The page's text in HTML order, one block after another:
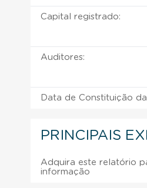
Capital registrado:
Auditores:
Data de Constituição
PRINCIPAIS
Adquira este relatório
informação